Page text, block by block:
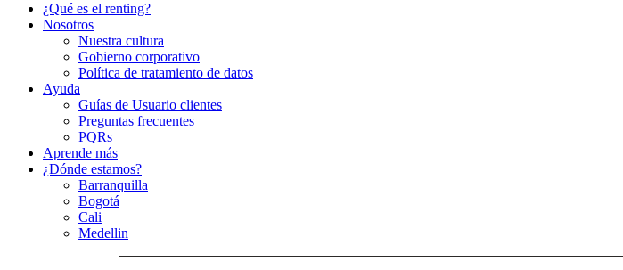
¿Qué es el renting?
Nosotros
Nuestra cultura
Gobierno corporativo
Política de tratamiento de datos
Ayuda
Guías de Usuario clientes
Preguntas frecuentes
PQRs
Aprende más
¿Dónde estamos?
Barranquilla
Bogotá
Cali
Medellin